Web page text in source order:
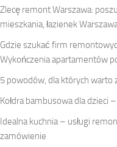
Zlecę remont Warszawa:
mieszkania, łazienek
Gdzie szukać firm
Wykończenia apartamentów
5 powodów, dla których warto
Kołdra bambusowa dla dzieci
Idealna kuchnia – usługi
zamówienie